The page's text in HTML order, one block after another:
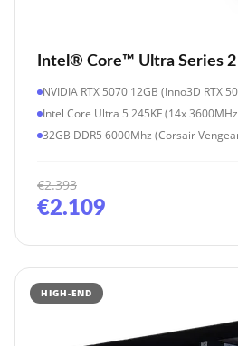
Intel® Core™ Ultra Series 2
Intel Core Ultra 5 245KF (14x
32GB DDR5 6000Mhz (Corsair
€2.393
€2.109
HIGH-END